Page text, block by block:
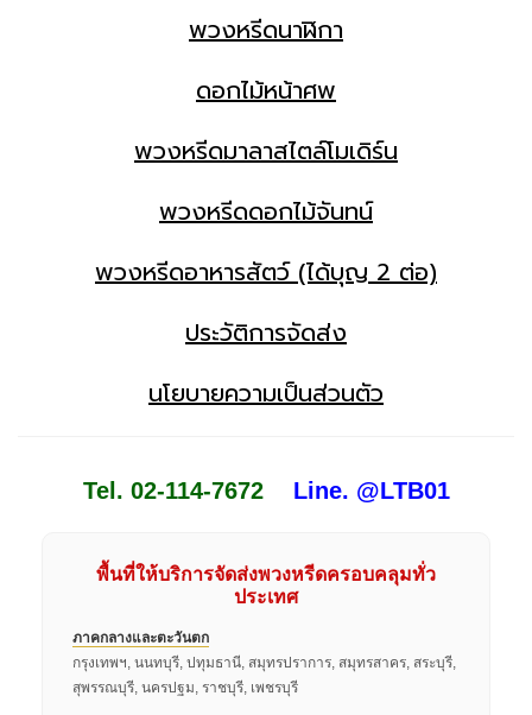
พวงหรีดนาฬิกา
ดอกไม้หน้าศพ
พวงหรีดมาลาสไตล์โมเดิร์น
พวงหรีดดอกไม้จันทน์
พวงหรีดอาหารสัตว์ (ได้บุญ 2 ต่อ)
ประวัติการจัดส่ง
นโยบายความเป็นส่วนตัว
Tel. 02-114-7672 Line. @LTB01
พื้นที่ให้บริการจัดส่งพวงหรีดครอบคลุมทั่ว
ประเทศ
ภาคกลางและตะวันตก
กรุงเทพฯ, นนทบุรี, ปทุมธานี, สมุทรปราการ, สมุทรสาคร, สระบุรี,
สุพรรณบุรี, นครปฐม, ราชบุรี, เพชรบุรี